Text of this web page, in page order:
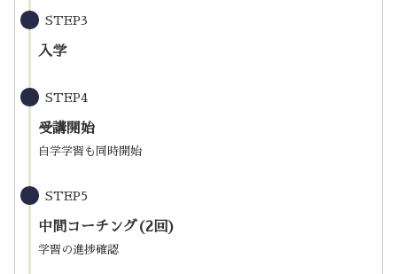
STEP3
入学
STEP4
受講開始
自学学習も同時開始
STEP5
中間コーチング(2回)
学習の進捗確認